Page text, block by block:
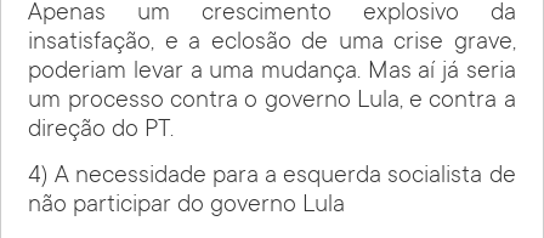
Apenas um crescimento explosivo da
insatisfação, e a eclosão de uma crise grave,
poderiam levar a uma mudança. Mas aí já seria
um processo contra o governo Lula, e contra a
direção do PT.
4) A necessidade para a esquerda socialista de
não participar do governo Lula